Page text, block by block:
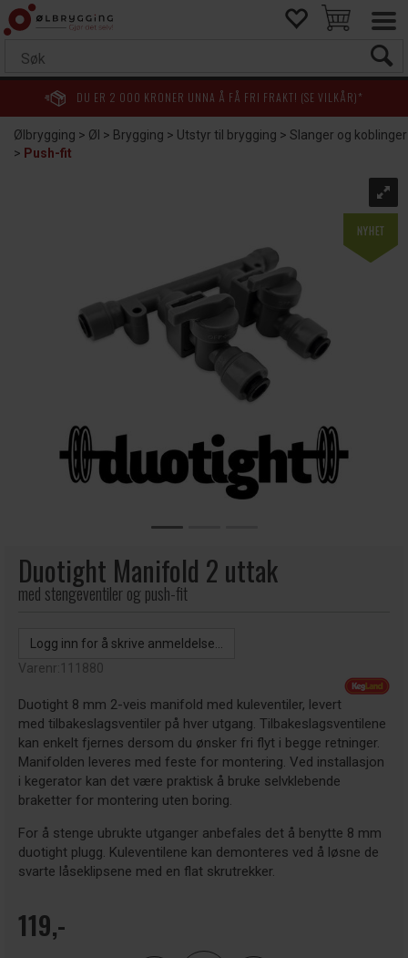
DU ER 2 000 KRONER UNNA Å FÅ FRI FRAKT! (SE VILKÅR)*
Ølbrygging>Øl >Brygging>Utstyr til brygging>Slanger og koblinger
> Push-fit
Duotight Manifold 2 uttak
med stengeventiler og push-fit
Logg inn for å skrive anmeldelse...
Varenr:111880
Duotight 8 mm 2-veis manifold med kuleventiler, levert
med tilbakeslagsventiler på hver utgang. Tilbakeslagsventilene
kan enkelt fjernes dersom du ønsker fri flyt i begge retninger.
Manifolden leveres med feste for montering. Ved installasjon
i kegerator kan det være praktisk å bruke selvklebende
braketter for montering uten boring.
For å stenge ubrukte utganger anbefales det å benytte 8 mm
duotight plugg. Kuleventilene kan demonteres ved å løsne de
svarte låseklipsene med en flat skrutrekker.
119,-